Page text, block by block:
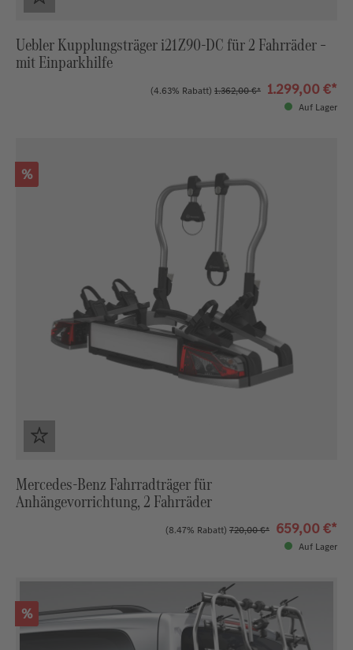
Uebler Kupplungsträger i21 Z90‑DC für 2 Fahrräder –
mit Einparkhilfe
(4.63% Rabatt) 1.362,00 €* 1.299,00 €*
Auf Lager
Rabatt
%
Mercedes-Benz Fahrradträger für
Anhängevorrichtung, 2 Fahrräder
(8.47% Rabatt) 720,00 €* 659,00 €*
Auf Lager
Rabatt
%